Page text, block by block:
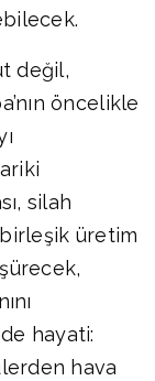
değil,
öncelikle
silah
üretim
hayati:
hava